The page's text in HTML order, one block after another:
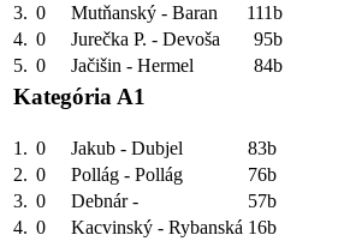
3. 0 Mutňanský - Baran
111b
4. 0 Jurečka P. - Devoša
95b
5. 0 Jačišin - Hermel 84b
Kategória A1
1. 0 Jakub - Dubjel
83b
2. 0 Pollág - Pollág
76b
3. 0 Debnár -
57b
4. 0 Kacvinský - Rybanská 16b